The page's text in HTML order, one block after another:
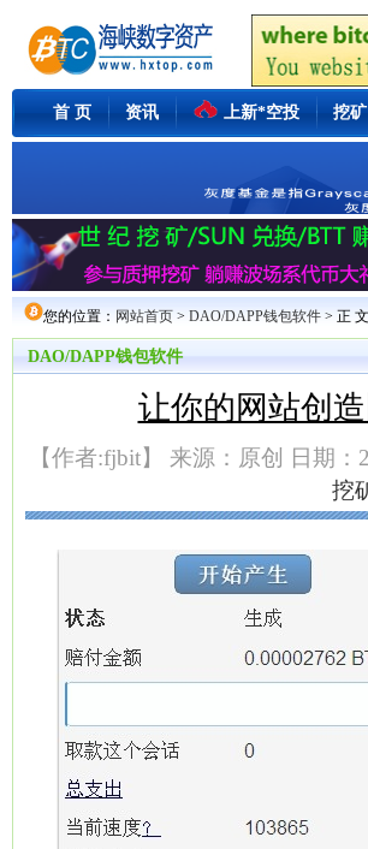
首 页 资讯 上新*空投 挖矿
您的位置： 网站首页 > DAO/DAPP钱包软件 > 正 文
DAO/DAPP钱包软件
让你的网站创
【作者:fjbit】 来源：原创 日期：
挖